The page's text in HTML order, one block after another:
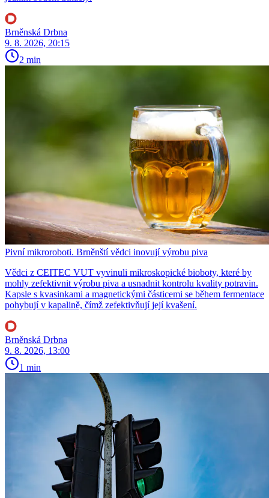
Brněnská Drbna
9. 8. 2026, 20:15
2 min
Pivní mikroroboti. Brněnští vědci inovují výrobu piva
Vědci z CEITEC VUT vyvinuli mikroskopické bioboty, které by
mohly zefektivnit výrobu piva a usnadnit kontrolu kvality potravin.
Kapsle s kvasinkami a magnetickými částicemi se během fermentace
pohybují v kapalině, čímž zefektivňují její kvašení.
Brněnská Drbna
9. 8. 2026, 13:00
1 min